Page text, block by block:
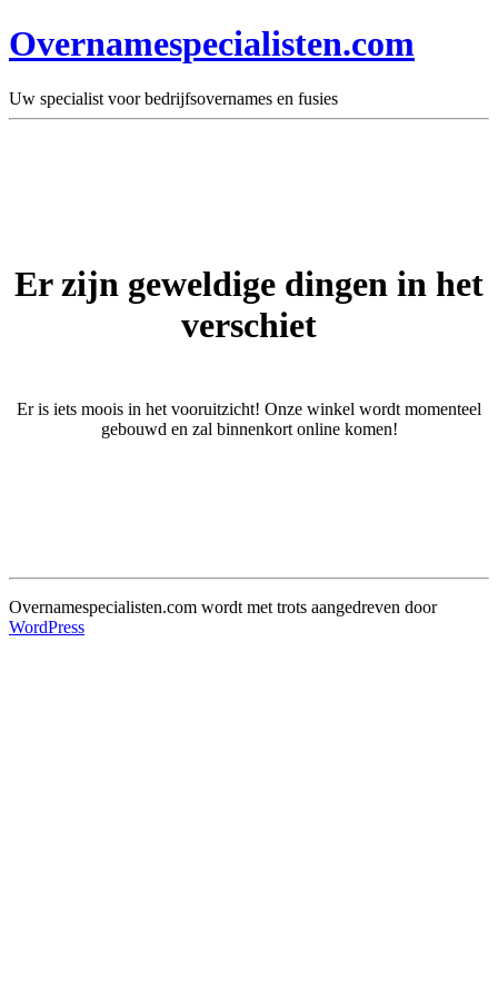
Overnamespecialisten.com
Uw specialist voor bedrijfsovernames en fusies
Er zijn geweldige dingen in het
verschiet
Er is iets moois in het vooruitzicht! Onze winkel wordt momenteel
gebouwd en zal binnenkort online komen!
Overnamespecialisten.com wordt met trots aangedreven door
WordPress